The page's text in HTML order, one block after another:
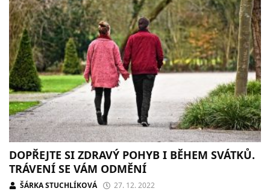
DOPŘEJTE SI ZDRAVÝ POHYB I BĚHEM SVÁTKŮ.
TRÁVENÍ SE VÁM ODMĚNÍ
ŠÁRKA STUCHLÍKOVÁ 27. 12. 2022